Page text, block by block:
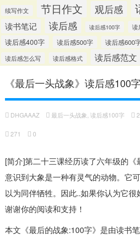
续写作文 节日作文 观后感
读书笔记 读后感 读后感100字 读
读后感400字 读后感500字 读后感600
读后感怎么写 读后感格式 读后感范文
《最后一头战象》读后感100
DHGAAAZ 最后一头战象 读后感100字
271 0
[简介]第二十三课经历读了六年级的
意识到大象是一种有灵气的动物。它
以为同伴牺牲。因此..如果你认为它
谢谢你的阅读和支持！
本文《最后的战象:100字》是由读书